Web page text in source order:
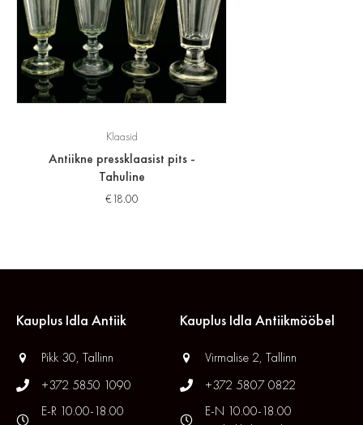
Klaasid
Antiikne pressklaasist pits -
Tahuline
€18.00
Kauplus Idla Antiik
Pikk 30, Tallinn
+372 5850 1090
E-R 10.00-18.00
Kauplus Idla Antiikmööbel
Virmalise 2, Tallinn
+372 5807 0822
E-N 10.00-18.00